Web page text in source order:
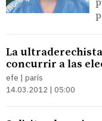
La
concurrir a las
efe | parís
14.03.2012 | 05:00